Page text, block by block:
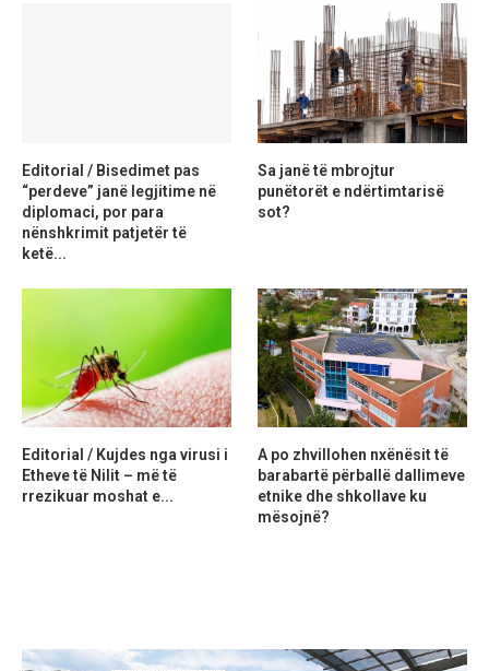
Editorial / Bisedimet pas
“perdeve” janë legjitime në
diplomaci, por para
nënshkrimit patjetër të
ketë...
Sa janë të mbrojtur
punëtorët e ndërtimtarisë
sot?
Editorial / Kujdes nga virusi i
Etheve të Nilit – më të
rrezikuar moshat e...
A po zhvillohen nxënësit të
barabartë përballë dallimeve
etnike dhe shkollave ku
mësojnë?